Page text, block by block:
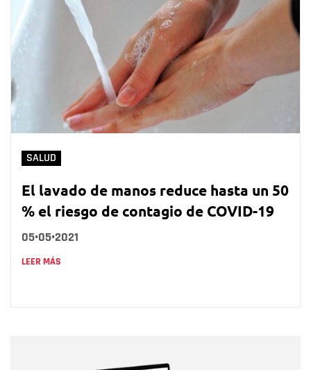
SALUD
El lavado de manos reduce hasta un 50
% el riesgo de contagio de COVID-19
05•05•2021
LEER MÁS